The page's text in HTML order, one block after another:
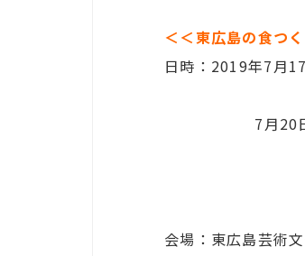
＜＜東広島の食つ
日時：2019年7月
(2)午後
7月20日（土
※開始時間
会場：東広島芸術